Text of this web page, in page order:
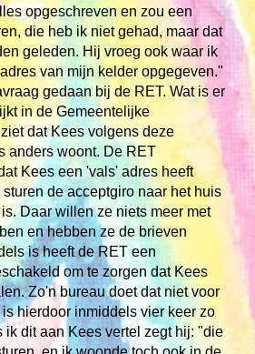
opgeschreven en zou een
die heb ik niet gehad, maar dat
geleden. Hij vroeg ook waar ik
van mijn kelder opgegeven."
gedaan bij de RET. Wat is er
in de Gemeentelijke
dat Kees volgens deze
anders woont. De RET
Kees een 'vals' adres heeft
de acceptgiro naar het huis
Daar willen ze niets meer met
en hebben ze de brieven
is heeft de RET een
om te zorgen dat Kees
Zo'n bureau doet dat niet voor
hierdoor inmiddels vier keer zo
ik dit aan Kees vertel zegt hij: "die